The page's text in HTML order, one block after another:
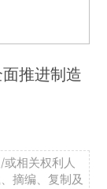
推进制造
相关权利人
摘编、复制及